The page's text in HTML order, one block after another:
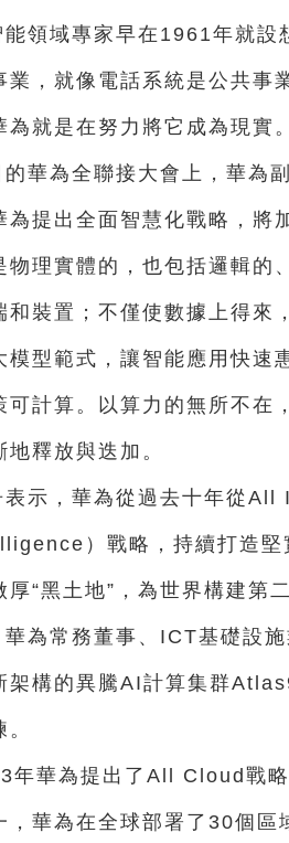
能領域專家早在1961年就設
業，就像電話系統是公共事
為就是在努力將它成為現實。
的華為全聯接大會上，華為
為提出全面智慧化戰略，將
物理實體的，也包括邏輯的
和裝置；不僅使數據上得來
模型範式，讓智能應用快速
可計算。以算力的無所不在
釋放與迭加。
表示，華為從過去十年從
）戰略，持續打造
厚“黑土地”，為世界構建第二
華為常務董事、ICT基礎設
架構的異騰AI計算集群
年華為提出了All Cloud戰
，華為在全球部署了30個